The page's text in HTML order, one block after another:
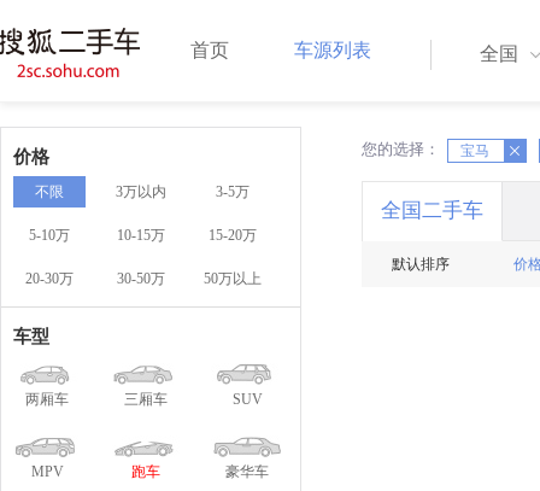
首页 车源列表 全国
价格
不限 3万以内 3-5万
5-10万 10-15万 15-20万
20-30万 30-50万 50万以上
车型
两厢车 三厢车 SUV
MPV 跑车 豪华车
您的选择： 宝马
X X
全国二手车
默认排序 价